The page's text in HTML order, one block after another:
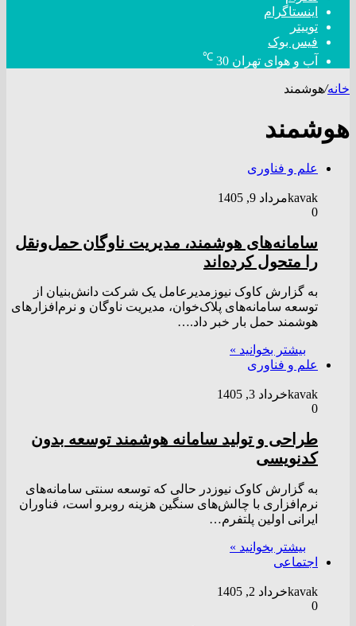
اینستاگرام
توییتر
فیس بوک
آب و هوای تهران 30
℃
خانه/هوشمند
هوشمند
علم و فناوری
kavakمرداد 9, 1405
0
سامانه‌های هوشمند، مدیریت ناوگان حمل‌ونقل
را متحول کرده‌اند
به گزارش کاوک نیوزمدیرعامل یک شرکت دانش‌بنیان از
توسعه سامانه‌های پلاک‌خوان، مدیریت ناوگان و نرم‌افزار‌های
هوشمند حمل بار خبر داد.…
بیشتر بخوانید »
علم و فناوری
kavakخرداد 3, 1405
0
طراحی و تولید سامانه هوشمند توسعه بدون
کدنویسی
به گزارش کاوک نیوزدر حالی که توسعه سنتی سامانه‌های
نرم‌افزاری با چالش‌های سنگین هزینه‌ روبرو است، فناوران
ایرانی اولین پلتفرم…
بیشتر بخوانید »
اجتماعی
kavakخرداد 2, 1405
0